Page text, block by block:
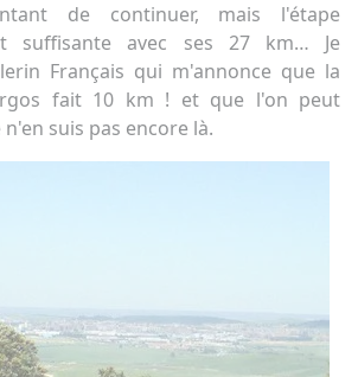
de continuer, mais l'étape
suffisante avec ses 27 km… Je
Français qui m'annonce que la
fait 10 km ! et que l'on peut
suis pas encore là.